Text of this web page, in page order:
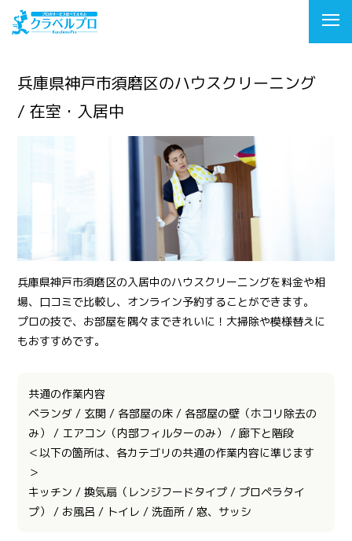
兵庫県神戸市須磨区のハウスクリーニング
/ 在室・入居中
兵庫県神戸市須磨区の入居中のハウスクリーニングを料金や相
場、口コミで比較し、オンライン予約することができます。
プロの技で、お部屋を隅々まできれいに！大掃除や模様替えに
もおすすめです。
共通の作業内容
ベランダ / 玄関 / 各部屋の床 / 各部屋の壁（ホコリ除去の
み） / エアコン（内部フィルターのみ） / 廊下と階段
＜以下の箇所は、各カテゴリの共通の作業内容に準じます
＞
キッチン / 換気扇（レンジフードタイプ / プロペラタイ
プ） / お風呂 / トイレ / 洗面所 / 窓、サッシ